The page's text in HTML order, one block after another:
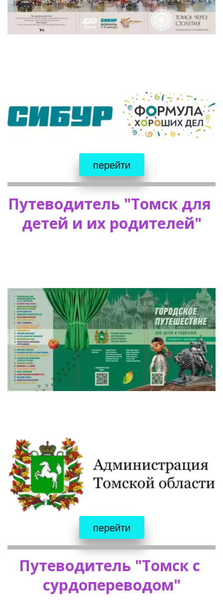
перейти
Путеводитель "Томск для
детей и их родителей"
перейти
Путеводитель "Томск с
сурдопереводом"